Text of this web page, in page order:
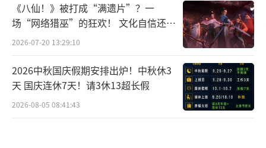
《八仙！》被打成“满遗片”？一
场“网络猎巫”的狂欢！ 文化自信还是
焦虑？
2026-07-20 13:29:10
2026中秋国庆假期安排出炉！中秋休3
天 国庆连休7天！请3休13超长假
2026-08-05 08:41:43